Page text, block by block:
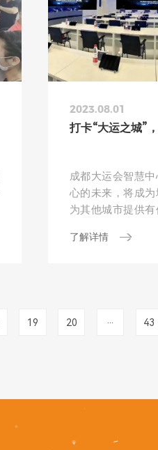
2023.08.01
打卡“大运之城”
成都大运会智慧
心的未来，将成为
为其他城市提供
了解详情
19 20 ... 43